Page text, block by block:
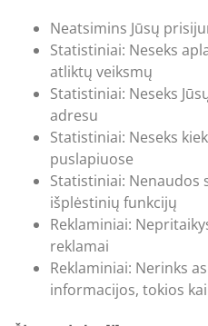
Neatsimins Jūsų
Statistiniai: Neseks
atliktų veiksmų
Statistiniai: Neseks
adresu
Statistiniai: Neseks
puslapiuose
Statistiniai:
išplėstinių funkcijų
Reklaminiai:
reklamai
Reklaminiai: Nerinks
informacijos, tokios